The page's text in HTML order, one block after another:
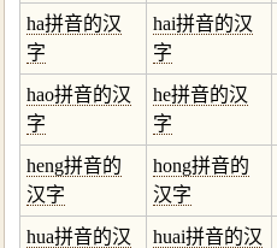
ha拼音的汉
字
hai拼音的汉
字
hao拼音的汉
字
he拼音的汉
字
heng拼音的
汉字
hong拼音的
汉字
hua拼音的汉
huai拼音的汉